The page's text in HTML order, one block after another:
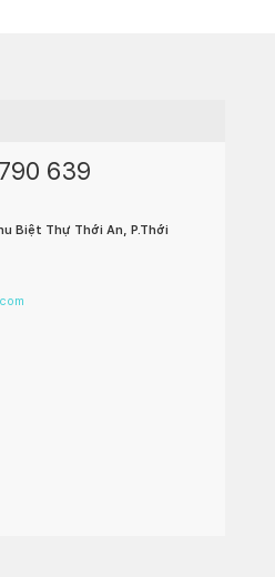
639
Biệt Thự Thới An, P.Thới